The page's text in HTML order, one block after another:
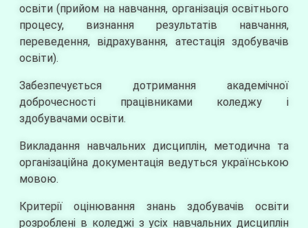
освіти (прийом на навчання, організація освітнього
процесу, визнання результатів навчання,
переведення, відрахування, атестація здобувачів
освіти).
Забезпечується дотримання академічної
доброчесності працівниками коледжу і
здобувачами освіти.
Викладання навчальних дисциплін, методична та
організаційна документація ведуться українською
мовою.
Критерії оцінювання знань здобувачів освіти
розроблені в коледжі з усіх навчальних дисциплін